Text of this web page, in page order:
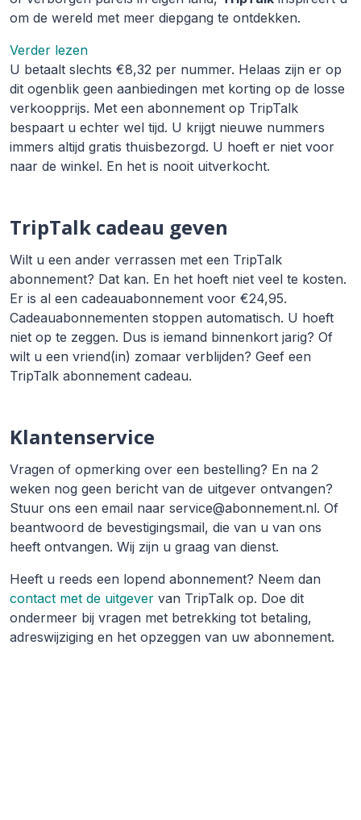
om de wereld met meer diepgang te ontdekken.
Verder lezen
U betaalt slechts €8,32 per nummer. Helaas zijn er op
dit ogenblik geen aanbiedingen met korting op de losse
verkoopprijs. Met een abonnement op TripTalk
bespaart u echter wel tijd. U krijgt nieuwe nummers
immers altijd gratis thuisbezorgd. U hoeft er niet voor
naar de winkel. En het is nooit uitverkocht.
TripTalk cadeau geven
Wilt u een ander verrassen met een TripTalk
abonnement? Dat kan. En het hoeft niet veel te kosten.
Er is al een cadeauabonnement voor €24,95.
Cadeauabonnementen stoppen automatisch. U hoeft
niet op te zeggen. Dus is iemand binnenkort jarig? Of
wilt u een vriend(in) zomaar verblijden? Geef een
TripTalk abonnement cadeau.
Klantenservice
Vragen of opmerking over een bestelling? En na 2
weken nog geen bericht van de uitgever ontvangen?
Stuur ons een email naar service@abonnement.nl. Of
beantwoord de bevestigingsmail, die van u van ons
heeft ontvangen. Wij zijn u graag van dienst.
Heeft u reeds een lopend abonnement? Neem dan
contact met de uitgever van TripTalk op. Doe dit
ondermeer bij vragen met betrekking tot betaling,
adreswijziging en het opzeggen van uw abonnement.